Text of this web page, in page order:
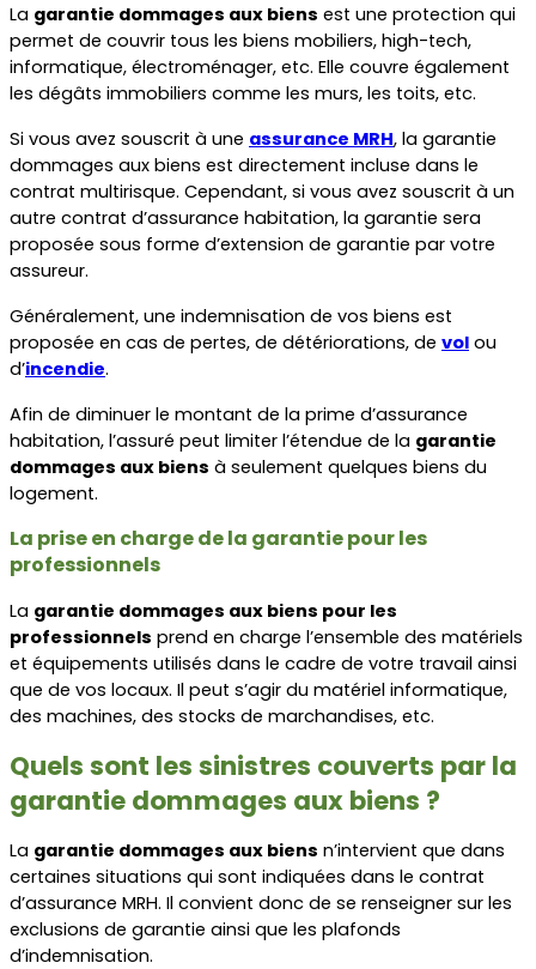
La garantie dommages aux biens est une protection qui
permet de couvrir tous les biens mobiliers, high-tech,
informatique, électroménager, etc. Elle couvre également
les dégâts immobiliers comme les murs, les toits, etc.
Si vous avez souscrit à une assurance MRH, la garantie
dommages aux biens est directement incluse dans le
contrat multirisque. Cependant, si vous avez souscrit à un
autre contrat d’assurance habitation, la garantie sera
proposée sous forme d’extension de garantie par votre
assureur.
Généralement, une indemnisation de vos biens est
proposée en cas de pertes, de détériorations, de vol ou
d’incendie.
Afin de diminuer le montant de la prime d’assurance
habitation, l’assuré peut limiter l’étendue de la garantie
dommages aux biens à seulement quelques biens du
logement.
La prise en charge de la garantie pour les
professionnels
La garantie dommages aux biens pour les
professionnels prend en charge l’ensemble des matériels
et équipements utilisés dans le cadre de votre travail ainsi
que de vos locaux. Il peut s’agir du matériel informatique,
des machines, des stocks de marchandises, etc.
Quels sont les sinistres couverts par la
garantie dommages aux biens ?
La garantie dommages aux biens n’intervient que dans
certaines situations qui sont indiquées dans le contrat
d’assurance MRH. Il convient donc de se renseigner sur les
exclusions de garantie ainsi que les plafonds
d’indemnisation.